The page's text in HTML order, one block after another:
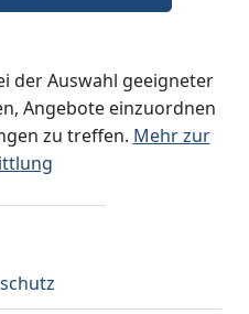
der Auswahl geeigneter
Angebote einzuordnen
zu treffen. Mehr zur